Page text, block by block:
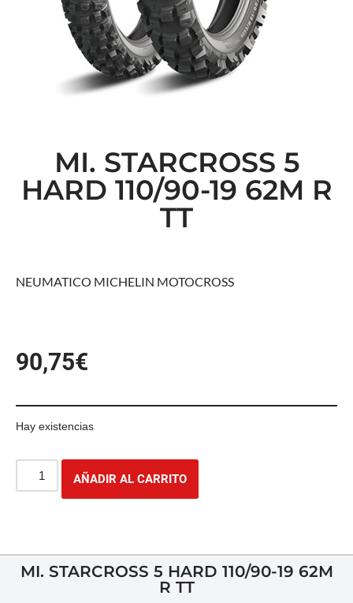
MI. STARCROSS 5
HARD 110/90-19 62M R
TT
NEUMATICO MICHELIN MOTOCROSS
90,75€
Hay existencias
AÑADIR AL CARRITO
MI. STARCROSS 5 HARD 110/90-19 62M
R TT